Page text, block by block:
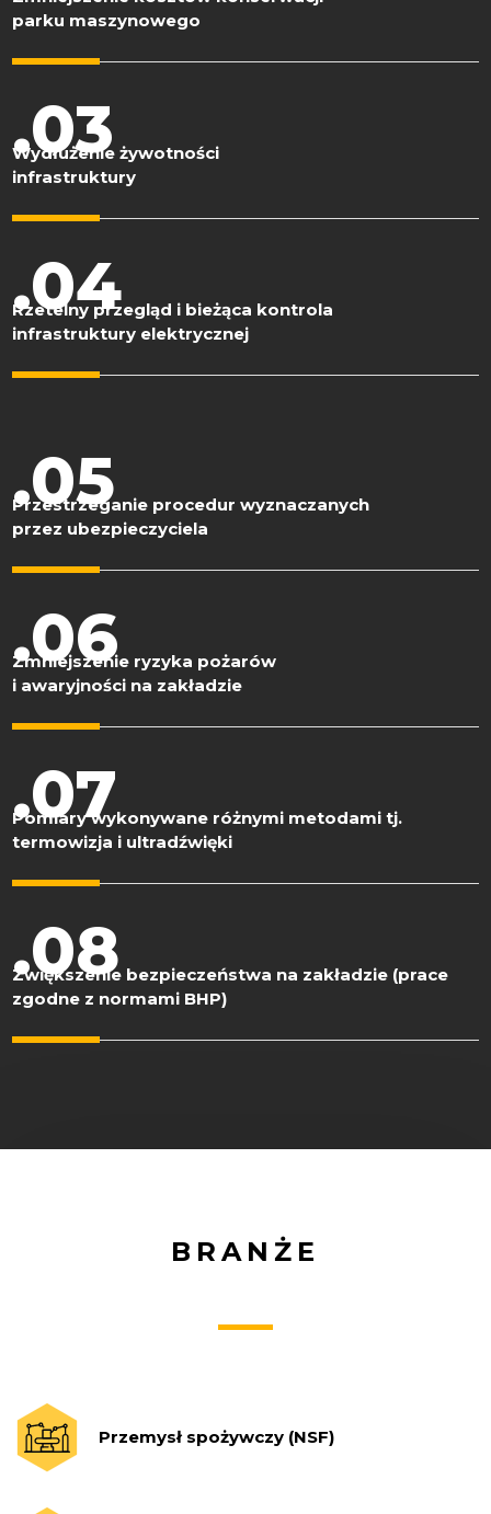
parku maszynowego
.03
Wydłużenie żywotności
infrastruktury
.04
Rzetelny przegląd i bieżąca kontrola
infrastruktury elektrycznej
.05
Przestrzeganie procedur wyznaczanych
przez ubezpieczyciela
.06
Zmniejszenie ryzyka pożarów
i awaryjności na zakładzie
.07
Pomiary wykonywane różnymi metodami tj.
termowizja i ultradźwięki
.08
Zwiększenie bezpieczeństwa na zakładzie (prace
zgodne z normami BHP)
BRANŻE
Przemysł spożywczy (NSF)